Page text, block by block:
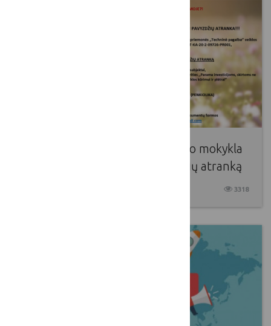
VšĮ Daugų technologijos ir verslo mokykla
skelbia gerųjų projektų pavyzdžių atranką
3318